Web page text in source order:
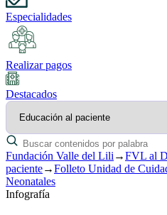
Especialidades
Realizar pagos
Destacados
Fundación Valle del Lili →FVL al
paciente→Folleto Unidad de
Neonatales
Infografía